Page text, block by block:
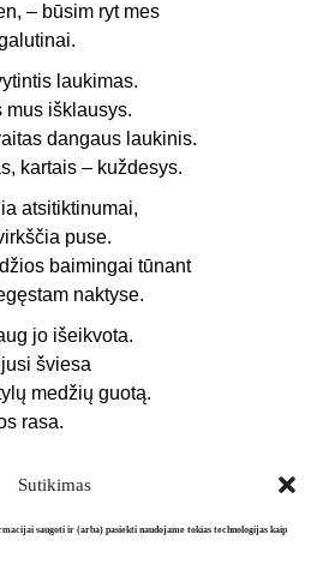
Sutikimas
saugoti ir (arba) pasiekti naudojame tokias technologijas kaip
– būsim ryt mes
laukimas.
mus išklausys.
dangaus laukinis.
kartais – kuždesys.
atsitiktinumai,
puse.
baimingai tūnant
naktyse.
jo išeikvota.
šviesa
medžių guotą.
rasa.